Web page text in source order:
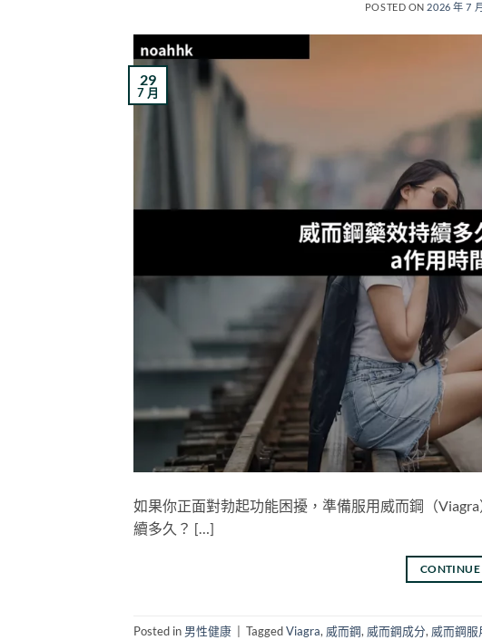
POSTED ON 2026 年 7
29
7 月
如果你正面對勃起功能困擾，準備服用威而鋼（
續多久？ […]
CONTINUE
Posted in 男性健康 TaggedViagra, 威而鋼, 威而鋼成分, 威而鋼服